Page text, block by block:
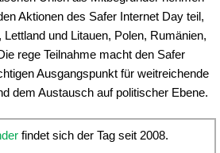
Aktionen des Safer Internet Day teil,
und Litauen, Polen, Rumänien,
rege Teilnahme macht den Safer
Ausgangspunkt für weitreichende
dem Austausch auf politischer Ebene.
findet sich der Tag seit 2008.